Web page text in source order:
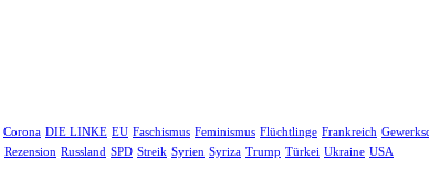
Corona DIE LINKE EU Faschismus Feminismus Flüchtlinge Frankreich
Rezension Russland SPD Streik Syrien Syriza Trump Türkei Ukraine USA